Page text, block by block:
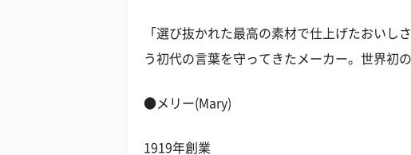
「選び抜かれた最高の素材で仕上げたおいし
う初代の言葉を守ってきたメーカー。世界初
●メリー(Mary)
1919年創業